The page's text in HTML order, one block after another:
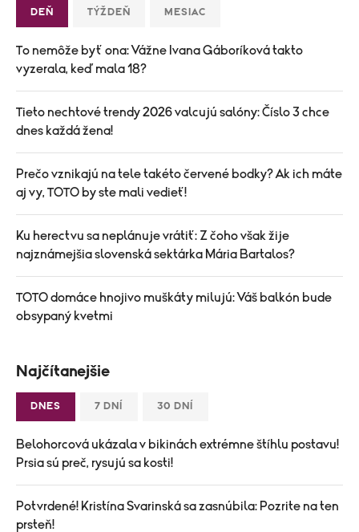
DEŇ TÝŽDEŇ MESIAC
To nemôže byť ona: Vážne Ivana Gáboríková takto
vyzerala, keď mala 18?
Tieto nechtové trendy 2026 valcujú salóny: Číslo 3 chce
dnes každá žena!
Prečo vznikajú na tele takéto červené bodky? Ak ich máte
aj vy, TOTO by ste mali vedieť!
Ku herectvu sa neplánuje vrátiť: Z čoho však žije
najznámejšia slovenská sektárka Mária Bartalos?
TOTO domáce hnojivo muškáty milujú: Váš balkón bude
obsypaný kvetmi
Najčítanejšie
DNES 7 DNÍ 30 DNÍ
Belohorcová ukázala v bikinách extrémne štíhlu postavu!
Prsia sú preč, rysujú sa kosti!
Potvrdené! Kristína Svarinská sa zasnúbila: Pozrite na ten
prsteň!